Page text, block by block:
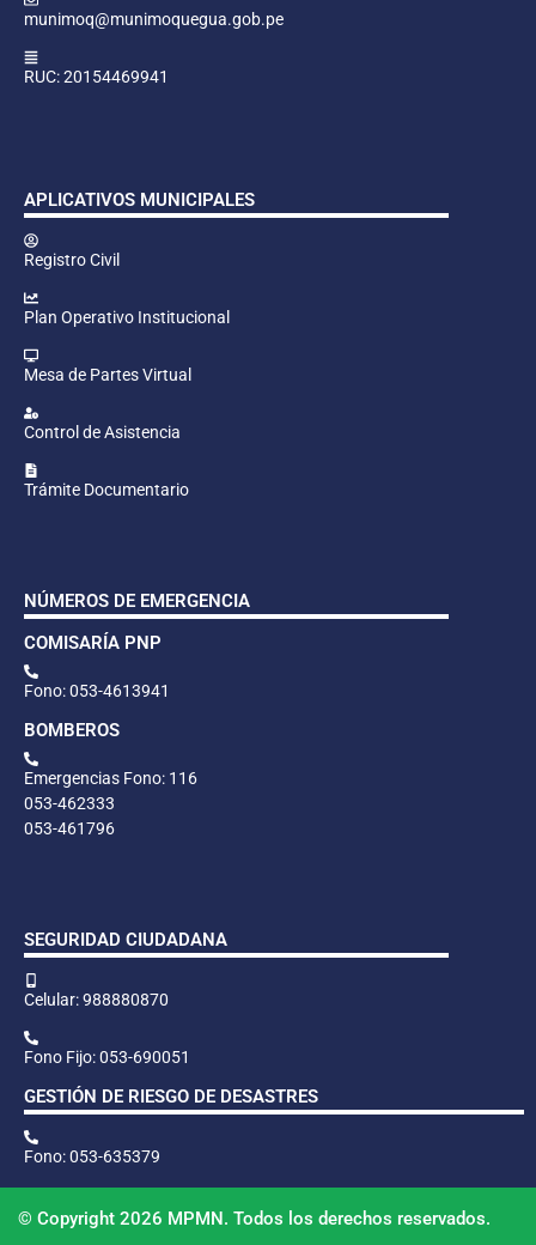
munimoq@munimoquegua.gob.pe
RUC: 20154469941
APLICATIVOS MUNICIPALES
Registro Civil
Plan Operativo Institucional
Mesa de Partes Virtual
Control de Asistencia
Trámite Documentario
NÚMEROS DE EMERGENCIA
COMISARÍA PNP
Fono: 053-4613941
BOMBEROS
Emergencias Fono: 116
053-462333
053-461796
SEGURIDAD CIUDADANA
Celular: 988880870
Fono Fijo: 053-690051
GESTIÓN DE RIESGO DE DESASTRES
Fono: 053-635379
© Copyright 2026 MPMN. Todos los derechos reservados.